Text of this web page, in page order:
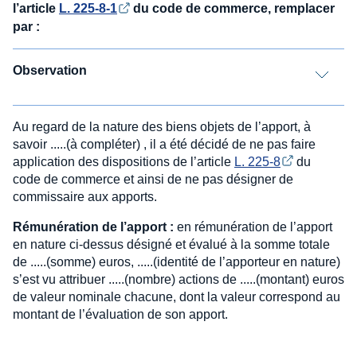
l’article L. 225-8-1
du code de commerce, remplacer
par :
Observation
Au regard de la nature des biens objets de l’apport, à
savoir .....(à compléter) , il a été décidé de ne pas faire
application des dispositions de l’article L. 225-8
du
code de commerce et ainsi de ne pas désigner de
commissaire aux apports.
Rémunération de l’apport : en rémunération de l’apport
en nature ci-dessus désigné et évalué à la somme totale
de .....(somme) euros, .....(identité de l’apporteur en nature)
s’est vu attribuer .....(nombre) actions de .....(montant) euros
de valeur nominale chacune, dont la valeur correspond au
montant de l’évaluation de son apport.